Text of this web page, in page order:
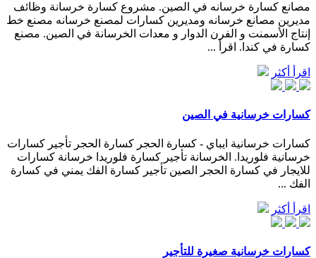
مصانع كسارة خرسانه في الصين. مشروع كسارة خرسانة وظائف
مديرين مصانع خرسانه ومديرين كسارات لمصنع خرسانه مصنع خط
إنتاج الأسمنت و الفرن الدوار و معدات الخرسانة في الصين. مصنع
كسارة في كندا. اقرأ ...
اقرأ أكثر
كسارات خرسانية في الصين
كسارات خرسانية ايباي - كسارة الحجر كسارة الحجر تأجير كسارات
خرسانية فلوريدا. الخرسانة تأجير كسارة فلوريدا خرسانة كسارات
للايجار في كسارة الحجر الصين تأجير كسارة الفك يمني في كسارة
الفك ...
اقرأ أكثر
كسارات خرسانية صغيرة للتأجير